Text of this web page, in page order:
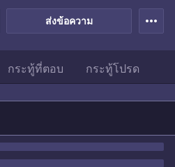
ส่งข้อความ more_horiz
กระทู้ที่ตอบ กระทู้โปรด